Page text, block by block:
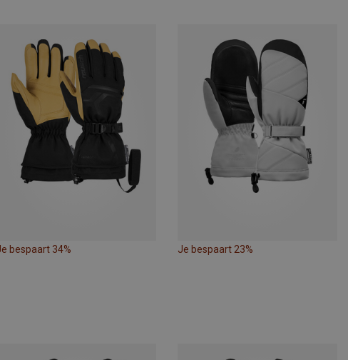
bespaart 34% Je bespaart 23%